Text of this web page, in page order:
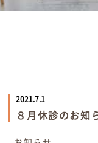
2021.7.1
８月休診のお知